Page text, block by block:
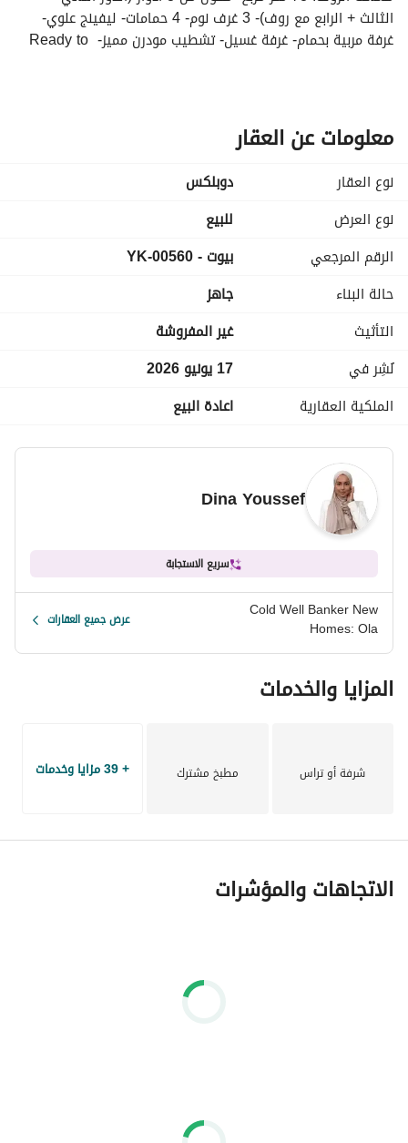
غرفة مربية بحمام- غرفة غسيل- تشطيب مودرن مميز- Ready to
سهولة الوصول لأهم الطرق والمحاور والخدمات.
مميزات الكمبوند:
- موقع استراتيجي في قلب التجمع الخامس
- أمن وحراسة 24 ساعة
- نادي وخدمات متكاملة
- مناطق تجارية ومطاعم وكافيهات
- جراجات خاصة
- بيئة سكنية هادئة ومتكاملة
السعر:
معلومات عن العقار
نوع العقار
دوبلكس
نوع العرض
للبيع
الرقم المرجعي
بيوت - YK-00560
حالة البناء
جاهز
التأثيث
غير المفروشة
نُشِر في
17 يونيو 2026
الملكية العقارية
اعادة البيع
Dina Youssef
سريع الاستجابة
Cold Well Banker New
Homes: Ola عرض جميع العقارات
المزايا والخدمات
شرفة أو تراس مطبخ مشترك + 39 مزايا وخدمات
الاتجاهات والمؤشرات